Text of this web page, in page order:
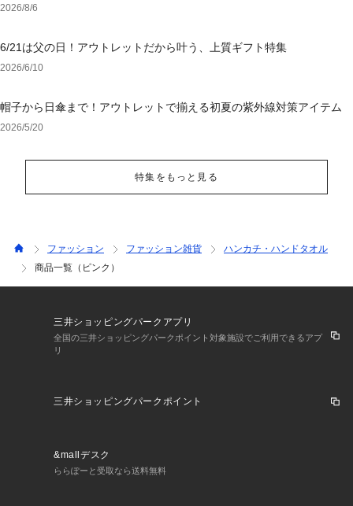
2026/8/6
6/21は父の日！アウトレットだから叶う、上質ギフト特集
2026/6/10
帽子から日傘まで！アウトレットで揃える初夏の紫外線対策アイテム
2026/5/20
特集をもっと見る
ファッション ファッション雑貨
ハンカチ・ハンドタオル
商品一覧（ピンク）
三井ショッピングパークアプリ
全国の三井ショッピングパークポイント対象施設でご利用できるアプ
リ
三井ショッピングパークポイント
&mallデスク
ららぽーと受取なら送料無料